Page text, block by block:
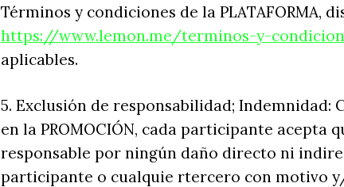
Términos y condiciones de la PLATAFORMA,
https://www.lemon.me/terminos-y-
aplicables.
5. Exclusión de responsabilidad;
en la PROMOCIÓN, cada participante acepta
responsable por ningún daño directo ni
participante o cualquie rtercero con motivo